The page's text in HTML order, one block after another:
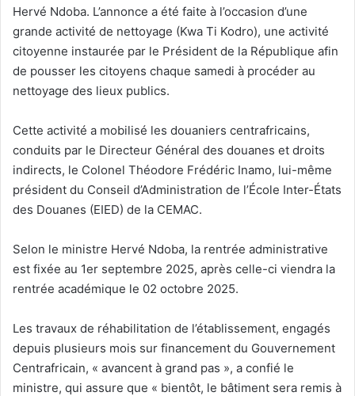
Hervé Ndoba. L’annonce a été faite à l’occasion d’une
grande activité de nettoyage (Kwa Ti Kodro), une activité
citoyenne instaurée par le Président de la République afin
de pousser les citoyens chaque samedi à procéder au
nettoyage des lieux publics.
Cette activité a mobilisé les douaniers centrafricains,
conduits par le Directeur Général des douanes et droits
indirects, le Colonel Théodore Frédéric Inamo, lui-même
président du Conseil d’Administration de l’École Inter-États
des Douanes (EIED) de la CEMAC.
Selon le ministre Hervé Ndoba, la rentrée administrative
est fixée au 1er septembre 2025, après celle-ci viendra la
rentrée académique le 02 octobre 2025.
Les travaux de réhabilitation de l’établissement, engagés
depuis plusieurs mois sur financement du Gouvernement
Centrafricain, « avancent à grand pas », a confié le
ministre, qui assure que « bientôt, le bâtiment sera remis à